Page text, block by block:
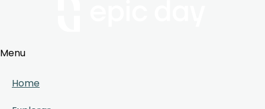
Menu
Home